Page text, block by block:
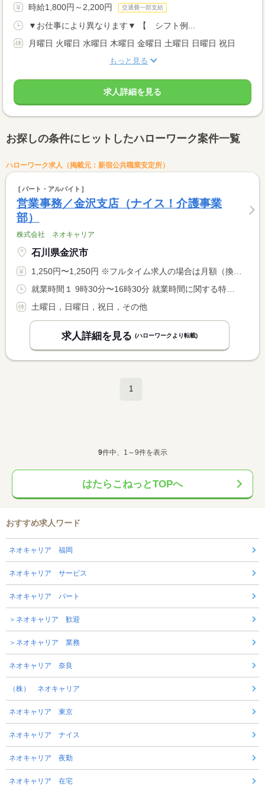
時給1,800円～2,200円 交通費一部支給
▼お仕事により異なります▼ 【 シフト例...
月曜日 火曜日 水曜日 木曜日 金曜日 土曜日 日曜日 祝日
もっと見る
求人詳細を見る
お探しの条件にヒットしたハローワーク案件一覧
ハローワーク求人（掲載元：新宿公共職業安定所）
パート・アルバイト
営業事務／金沢支店（ナイス！介護事業
部）
株式会社 ネオキャリア
石川県金沢市
1,250円〜1,250円 ※フルタイム求人の場合は月額（換算額）、パート求人の場合は時間額を表示しています。
就業時間１ 9時30分〜16時30分 就業時間に関する特記事項 要相談
土曜日，日曜日，祝日，その他
求人詳細を見る (ハローワークより転載)
1
9件中、1～9件を表示
はたらこねっとTOPへ
おすすめ求人ワード
ネオキャリア 福岡
ネオキャリア サービス
ネオキャリア パート
＞ネオキャリア 歓迎
＞ネオキャリア 業務
ネオキャリア 奈良
（株） ネオキャリア
ネオキャリア 東京
ネオキャリア ナイス
ネオキャリア 夜勤
ネオキャリア 在宅